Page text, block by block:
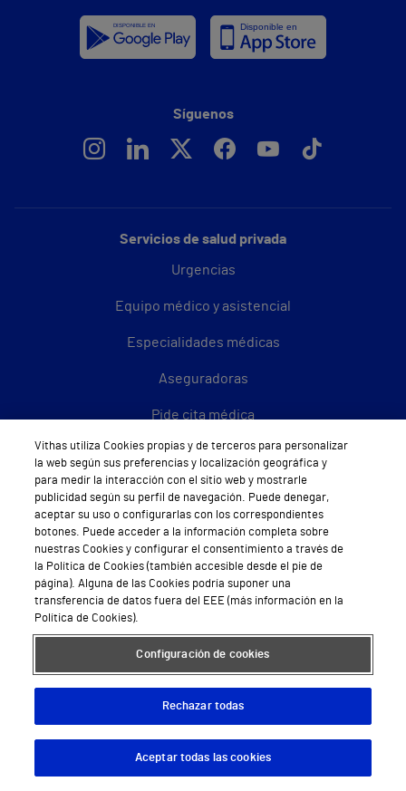
Servicios de salud privada
Urgencias
Equipo médico y asistencial
Especialidades médicas
Aseguradoras
Pide cita médica
Área privada
Empresas
Hospitales Privados
Hospital Vithas Aguas Vivas
Hospital Vithas Alicante
Hospital Vithas Almería
Hospital Vithas Barcelona
Síguenos
Descargar App
Vithas utiliza Cookies propias y de terceros para personalizar
la web según sus preferencias y localización geográfica y
para medir la interacción con el sitio web y mostrarle
publicidad según su perfil de navegación. Puede denegar,
aceptar su uso o configurarlas con los correspondientes
botones. Puede acceder a la información completa sobre
nuestras Cookies y configurar el consentimiento a través de
la Política de Cookies (también accesible desde el pie de
página). Alguna de las Cookies podría suponer una
transferencia de datos fuera del EEE (más información en la
Política de Cookies).
Configuración de cookies
Rechazar todas
Aceptar todas las cookies